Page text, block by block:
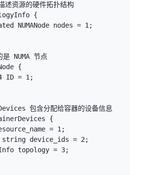
资源的硬件拓扑结构
{
NUMANode nodes = 1;
NUMA 节点
{
ID = 1;
包含分配给容器的设备信息
{
= 1;
device_ids = 2;
topology = 3;